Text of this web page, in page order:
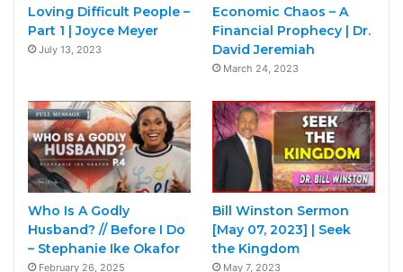
Loving Difficult People –
Part 1 | Joyce Meyer
July 13, 2023
Economic Chaos – A
Financial Prophecy | Dr.
David Jeremiah
March 24, 2023
Who Is A Godly
Husband? // Before I Do
– Stephanie Ike Okafor
February 26, 2025
Bill Winston Sermon
[May 07, 2023] | Seek
the Kingdom
May 7, 2023